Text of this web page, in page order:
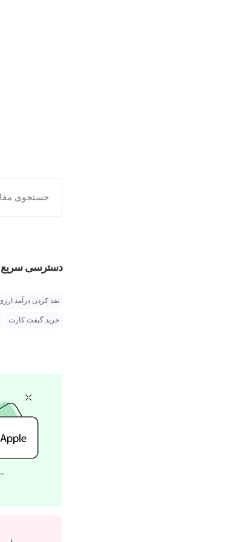
دسترسی سریع
نقد کردن درآمد ارزی
خرید گیفت کارت